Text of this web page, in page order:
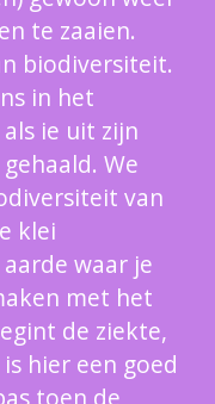
te zaaien.
biodiversiteit.
in het
ie uit zijn
We
van
klei
waar je
met het
de ziekte,
hier een goed
toen de